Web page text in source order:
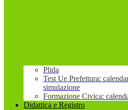
Plida
Test Ue Prefettura:
simulazione
Formazione Civica:
Didattica e Registro